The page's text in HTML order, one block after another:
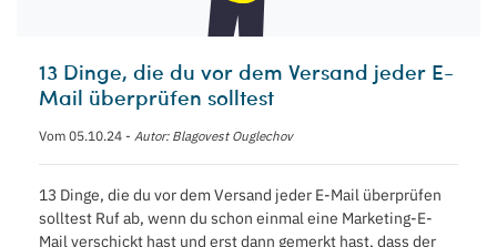
13 Dinge, die du vor dem Versand jeder E-
Mail überprüfen solltest
Vom 05.10.24 - Autor: Blagovest Ouglechov
13 Dinge, die du vor dem Versand jeder E-Mail überprüfen
solltest Ruf ab, wenn du schon einmal eine Marketing-E-
Mail verschickt hast und erst dann gemerkt hast, dass der